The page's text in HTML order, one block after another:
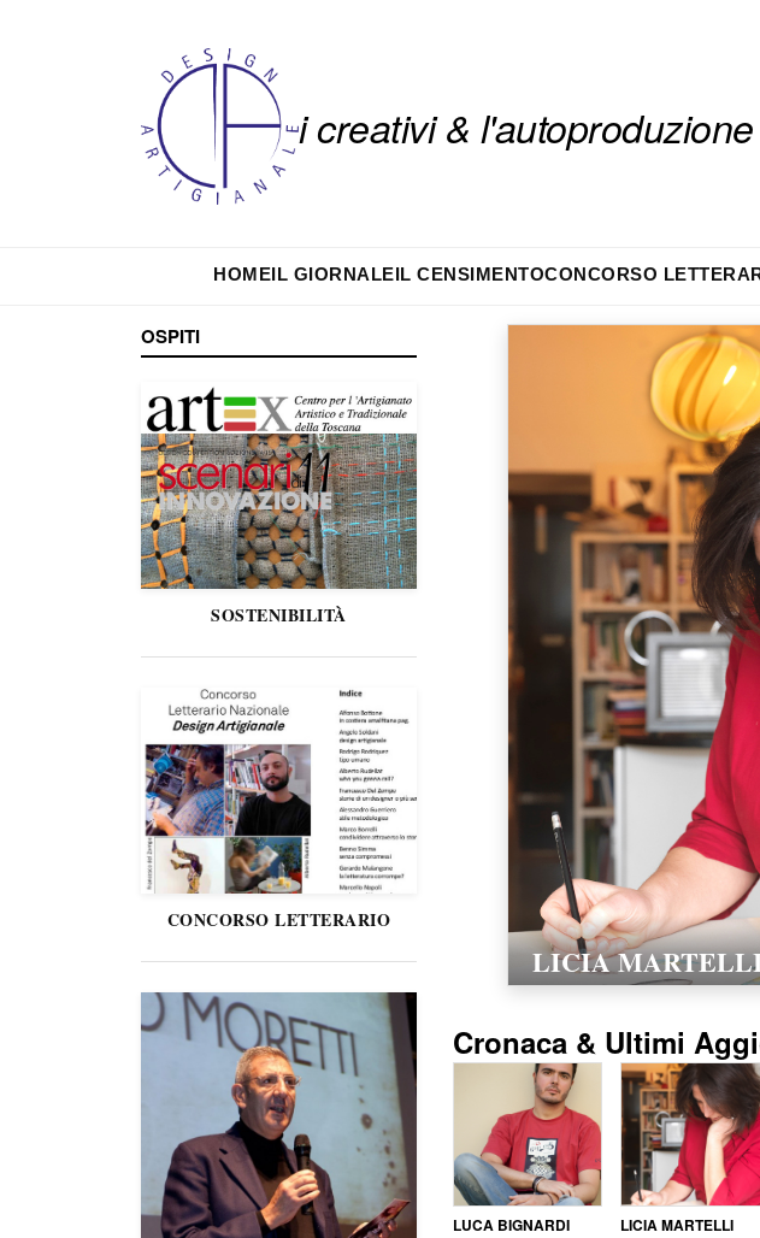
i creativi & l'autoproduzione
HOMEIL GIORNALEIL CENSIMENTOCONCORSO
OSPITI
SOSTENIBILITÀ
CONCORSO LETTERARIO
LORELLA POZZI
Cronaca & Ultimi
LUCA BIGNARDI LICIA MARTELLI